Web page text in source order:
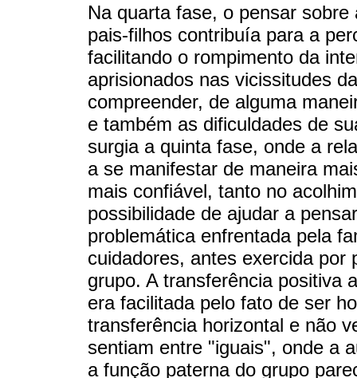
Na quarta fase, o pensar
pais-filhos contribuía para a
facilitando o rompimento da
aprisionados nas vicissitudes
compreender, de alguma
e também as dificuldades de
surgia a quinta fase, onde a
a se manifestar de maneira
mais confiável, tanto no
possibilidade de ajudar a
problemática enfrentada pela
cuidadores, antes exercida por
grupo. A transferência positiva
era facilitada pelo fato de ser
transferência horizontal e não
sentiam entre "iguais", onde a
a função paterna do grupo